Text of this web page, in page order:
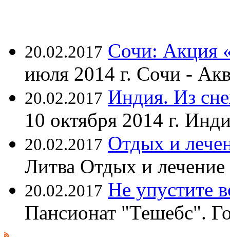
20.02.2017 Сочи: Акция
июля 2014 г. Сочи -
20.02.2017 Индия. Из
10 октября 2014 г.
20.02.2017 Отдых и
Литва Отдых и лечение
20.02.2017 Не упустите
Пансионат "Тешебс".